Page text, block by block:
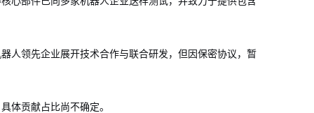
人领先企业展开技术合作与联合研发，但因保密协议，暂
体贡献占比尚不确定。